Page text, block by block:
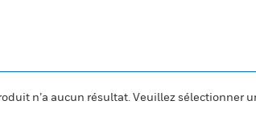
n’a aucun résultat. Veuillez sélectionner